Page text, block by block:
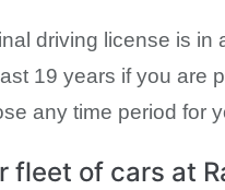
driving license is in
19 years if you are
any time period for
fleet of cars at